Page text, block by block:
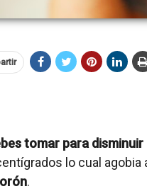
tomar para
lo cual agobia
.